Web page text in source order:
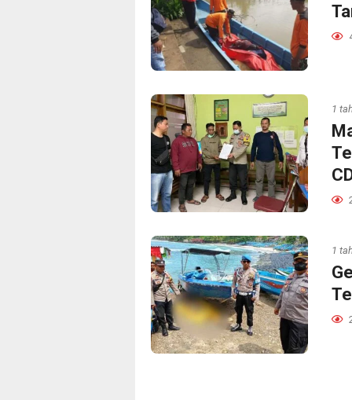
1
1